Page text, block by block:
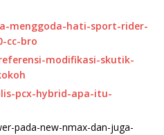
menggoda-hati-sport-rider-
cc-bro
modifikasi-skutik-
pcx-hybrid-apa-itu-
pada-new-nmax-dan-juga-